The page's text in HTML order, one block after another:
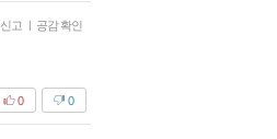
신고 | 공감 확인
0
0